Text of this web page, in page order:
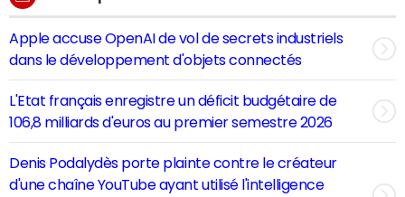
Apple accuse OpenAI de vol de secrets industriels
dans le développement d'objets connectés
L'Etat français enregistre un déficit budgétaire de
106,8 milliards d'euros au premier semestre 2026
Denis Podalydès porte plainte contre le créateur
d'une chaîne YouTube ayant utilisé l'intelligence